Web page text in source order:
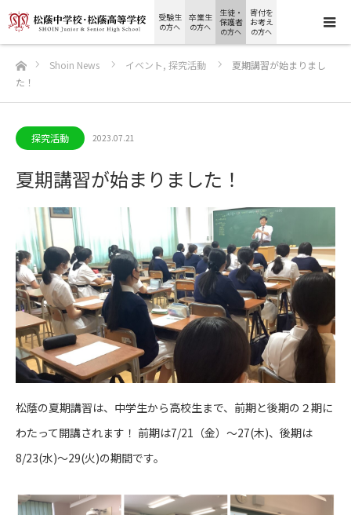
受験生
の方へ
卒業生
の方へ
生徒・
保護者
の方へ
寄付を
お考え
の方へ
ホームShoin News イベント, 探究活動
夏期講習が始まりまし
た！
探究活動 2023.07.21
夏期講習が始まりました！
松蔭の夏期講習は、中学生から高校生まで、前期と後期の２期に
わたって開講されます！ 前期は7/21（金）～27(木)、後期は
8/23(水)～29(火)の期間です。